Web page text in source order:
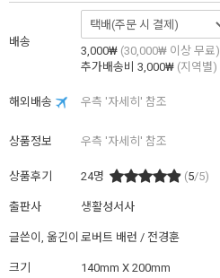
배송
3,000₩ (30,000₩ 이상 무료)
추가배송비 3,000₩ (지역별)
해외배송 우측 '자세히' 참조
상품정보 우측 '자세히' 참조
상품후기 24명 (5/5)
출판사 생활성서사
글쓴이, 옮긴이 로버트 배런 / 전경훈
크기 140mm X 200mm